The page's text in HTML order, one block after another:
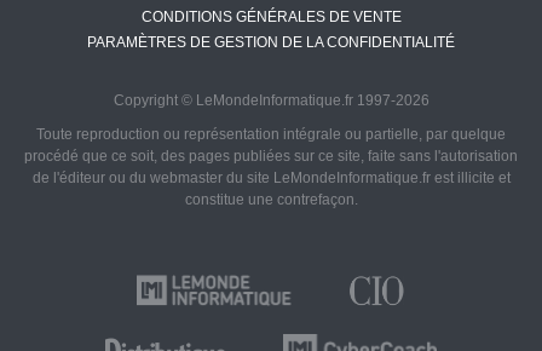
CONDITIONS GÉNÉRALES DE VENTE
PARAMÈTRES DE GESTION DE LA CONFIDENTIALITÉ
Copyright © LeMondeInformatique.fr 1997-2026
Toute reproduction ou représentation intégrale ou partielle, par quelque
procédé que ce soit, des pages publiées sur ce site, faite sans l'autorisation
de l'éditeur ou du webmaster du site LeMondeInformatique.fr est illicite et
constitue une contrefaçon.